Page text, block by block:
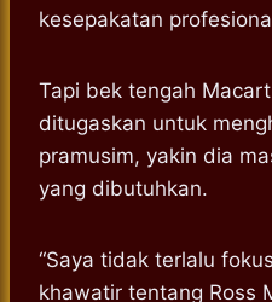
kesepakatan
Tapi bek tengah
ditugaskan untuk
pramusim, yakin dia
yang dibutuhkan.
“Saya tidak terlalu
khawatir tentang Ross